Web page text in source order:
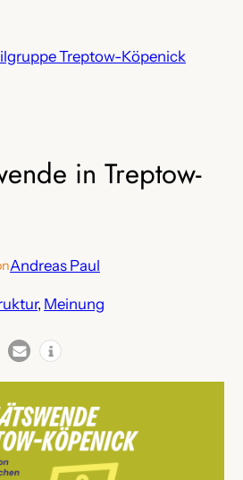
Treptow-Köpenick
in Treptow-
Andreas Paul
, Meinung